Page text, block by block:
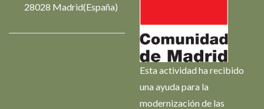
28028 Madrid(España)
Esta actividad ha recibido
una ayuda para la
modernización de las